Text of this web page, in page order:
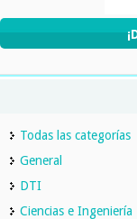
Todas las categorías
General
DTI
Ciencias e Ingeniería